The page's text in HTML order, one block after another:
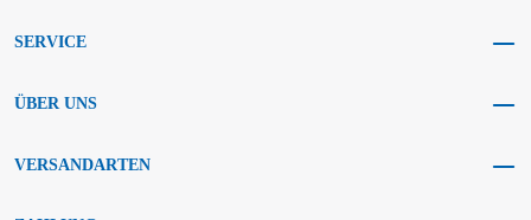
SERVICE
ÜBER UNS
VERSANDARTEN